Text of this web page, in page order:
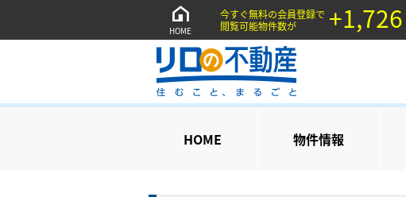
HOME
今すぐ無料の会員登録で
閲覧可能物件数が
+1,726
HOME 物件情報